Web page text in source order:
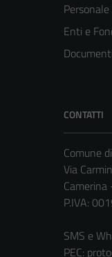
Enti e
CONTATTI
Comune
Via
Camerina
P.IVA:
SMS e
PEC: